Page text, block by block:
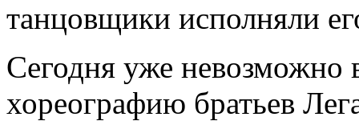
танцовщики исполняли
Сегодня уже невозможно
хореографию братьев